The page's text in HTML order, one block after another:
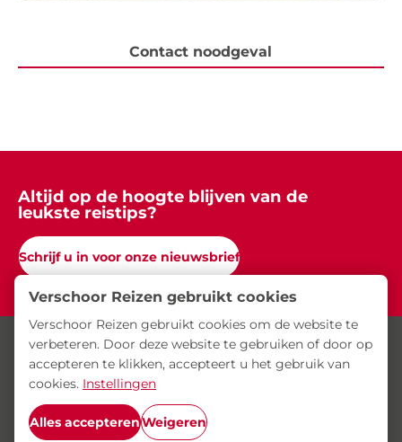
Contact noodgeval
Altijd op de hoogte blijven van de
leukste reistips?
Schrijf u in voor onze nieuwsbrief
Schrank 1, 3371 KJ Hardinxveld-
Giessendam
+31 (0) 184 612 714
Verschoor Reizen gebruikt cookies
Verschoor Reizen gebruikt cookies om de website te
verbeteren. Door deze website te gebruiken of door op
accepteren te klikken, accepteert u het gebruik van
cookies. Instellingen
Alles accepterenWeigeren